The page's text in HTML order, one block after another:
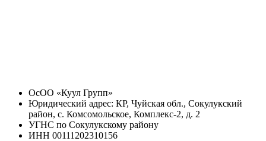
ОсОО «Куул Групп»
Юридический адрес: КР, Чуйская обл., Сокулукский
район, с. Комсомольское, Комплекс-2, д. 2
УГНС по Сокулукскому району
ИНН 00111202310156